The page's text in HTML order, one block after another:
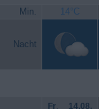
Min. 14°C
Nacht
Fr. 14.08.